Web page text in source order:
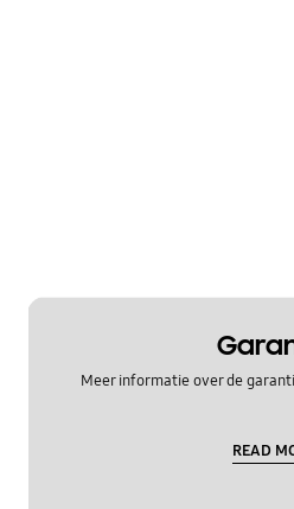
Meer informatie over de
READ